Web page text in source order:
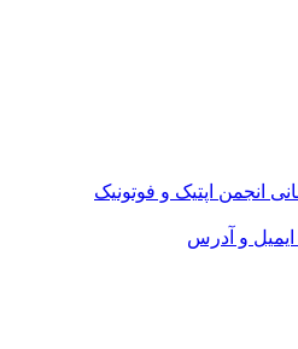
اپتیک و فوتونیک
و آدرس